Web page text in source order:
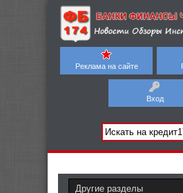
Реклама на сайте
Вход